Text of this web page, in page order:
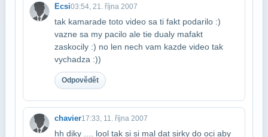
Ecsi03:54, 21. října 2007
tak kamarade toto video sa ti fakt podarilo :)
vazne sa my pacilo ale tie dualy ma​fakt
zaskocily :) no len nech vam kazde video tak
vychadza :))
Odpovědět
chavier17:33, 11. října 2007
hh diky .... lool tak si si mal dat sirky do oci aby